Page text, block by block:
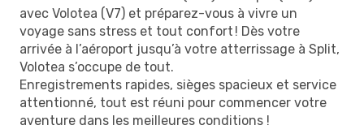
avec Volotea (V7) et préparez-vous à vivre un
voyage sans stress et tout confort ! Dès votre
arrivée à l’aéroport jusqu’à votre atterrissage à Split,
Volotea s’occupe de tout.
Enregistrements rapides, sièges spacieux et service
attentionné, tout est réuni pour commencer votre
aventure dans les meilleures conditions !